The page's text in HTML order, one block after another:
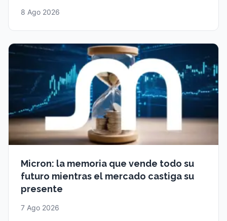
8 Ago 2026
Micron: la memoria que vende todo su
futuro mientras el mercado castiga su
presente
7 Ago 2026